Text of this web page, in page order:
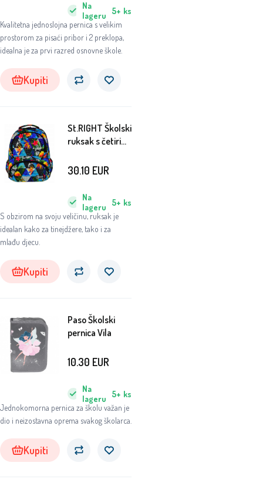
Kvalitetna jednoslojna pernica s velikim
prostorom za pisaći pribor i 2 preklopa,
idealna je za prvi razred osnovne škole.
Na
lageru
5+ ks
Kupiti
St.RIGHT Školski
ruksak s četiri
Paradise
S obzirom na svoju veličinu, ruksak je
idealan kako za tinejdžere, tako i za
mlađu djecu.
Na
lageru
5+ ks
30.10 EUR
Kupiti
Paso Školski
pernica Vila
Jednokomorna pernica za školu važan je
dio i neizostavna oprema svakog školarca.
Na
lageru
5+ ks
10.30 EUR
Kupiti